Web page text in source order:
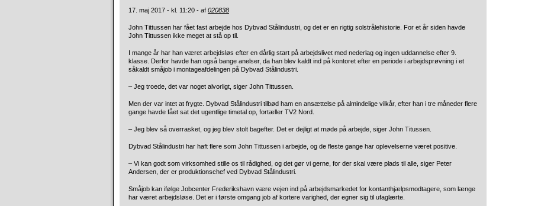
17. maj 2017 - kl. 11:20 - af 020838
John Tittussen har fået fast arbejde hos Dybvad Stålindustri, og det er en rigtig solstrålehistorie. For et år siden havde
John Tittussen ikke meget at stå op til.
I mange år har han været arbejdsløs efter en dårlig start på arbejdslivet med nederlag og ingen uddannelse efter 9.
klasse. Derfor havde han også bange anelser, da han blev kaldt ind på kontoret efter en periode i arbejdsprøvning i et
såkaldt småjob i montageafdelingen på Dybvad Stålindustri.
– Jeg troede, det var noget alvorligt, siger John Tittussen.
Men der var intet at frygte. Dybvad Stålindustri tilbød ham en ansættelse på almindelige vilkår, efter han i tre måneder flere
gange havde fået sat det ugentlige timetal op, fortæller TV2 Nord.
– Jeg blev så overrasket, og jeg blev stolt bagefter. Det er dejligt at møde på arbejde, siger John Titussen.
Dybvad Stålindustri har haft flere som John Tittussen i arbejde, og de fleste gange har oplevelserne været positive.
– Vi kan godt som virksomhed stille os til rådighed, og det gør vi gerne, for der skal være plads til alle, siger Peter
Andersen, der er produktionschef ved Dybvad Stålindustri.
Småjob kan ifølge Jobcenter Frederikshavn være vejen ind på arbejdsmarkedet for kontanthjælpsmodtagere, som længe
har været arbejdsløse. Det er i første omgang job af kortere varighed, der egner sig til ufaglærte.